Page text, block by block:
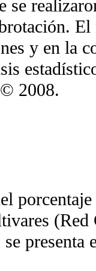
se
y en la
2008.
presenta